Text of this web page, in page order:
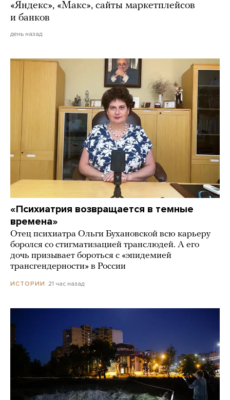
«Яндекс», «Макс», сайты маркетплейсов
и банков
день назад
«Психиатрия возвращается в темные
времена»
Отец психиатра Ольги Бухановской всю карьеру
боролся со стигматизацией транслюдей. А его
дочь призывает бороться с «эпидемией
трансгендерности» в России
ИСТОРИИ 21 час назад